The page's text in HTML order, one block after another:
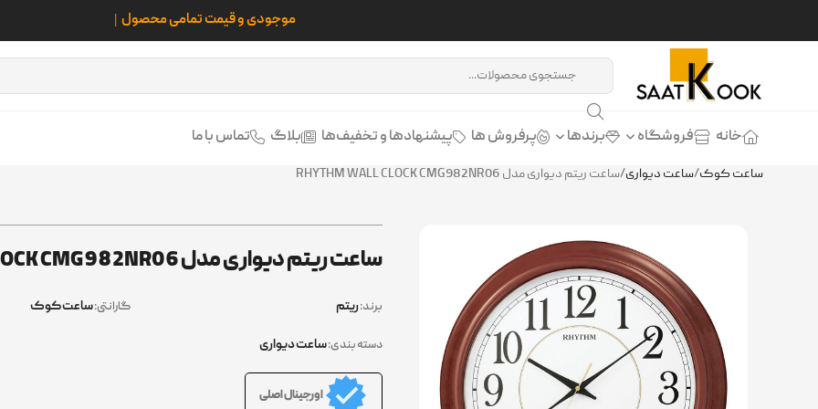
خانه فروشگاه برندها پرفروش ها پیشنهادها و تخفیف‌ها بلاگ تماس با ما
ساعت کوک/ساعت دیواری/ساعت ریتم دیواری مدل RHYTHM WALL CLOCK CMG982NR06
ساعت ریتم دیواری مدل RHYTHM WALL CLOCK CMG982NR06
برند:ریتم گارانتی:ساعت کوک
دسته بندی:ساعت دیواری
اورجینال اصلی